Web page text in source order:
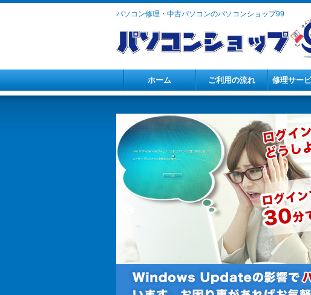
パソコン修理・中古パソコンのパソコンショップ99
ホーム ご利用の流れ 修理サー